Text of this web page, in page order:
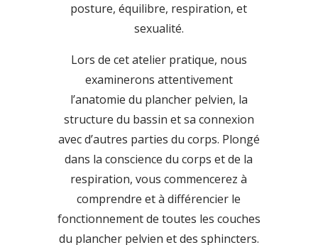
posture, équilibre, respiration, et
sexualité.
Lors de cet atelier pratique, nous
examinerons attentivement
l’anatomie du plancher pelvien, la
structure du bassin et sa connexion
avec d’autres parties du corps. Plongé
dans la conscience du corps et de la
respiration, vous commencerez à
comprendre et à différencier le
fonctionnement de toutes les couches
du plancher pelvien et des sphincters.